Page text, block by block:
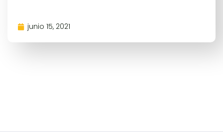
junio 15, 2021